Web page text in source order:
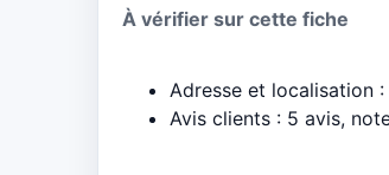
À vérifier sur cette fiche
Adresse et localisation
Avis clients : 5 avis,